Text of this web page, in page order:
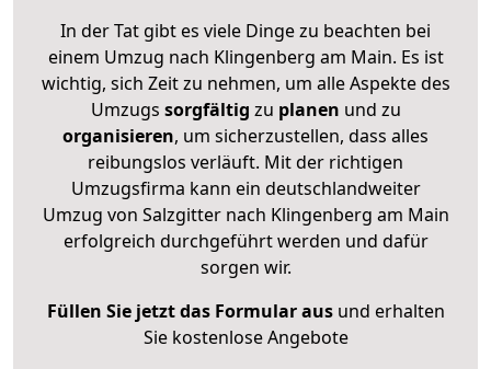
In der Tat gibt es viele Dinge zu beachten bei
einem Umzug nach Klingenberg am Main. Es ist
wichtig, sich Zeit zu nehmen, um alle Aspekte des
Umzugs sorgfältig zu planen und zu
organisieren, um sicherzustellen, dass alles
reibungslos verläuft. Mit der richtigen
Umzugsfirma kann ein deutschlandweiter
Umzug von Salzgitter nach Klingenberg am Main
erfolgreich durchgeführt werden und dafür
sorgen wir.
Füllen Sie jetzt das Formular ausund erhalten
Sie kostenlose Angebote